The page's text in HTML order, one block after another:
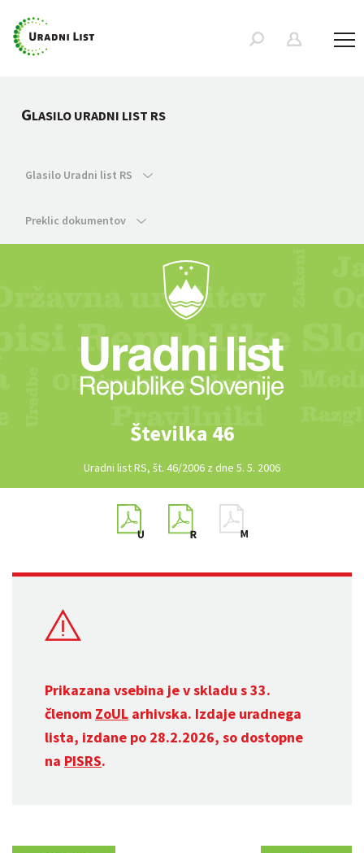
GLASILO URADNI LIST RS
Glasilo Uradni list RS
Preklic dokumentov
Številka 46
Uradni list RS, št. 46/2006 z dne 5. 5. 2006
Prikazana vsebina je v skladu s 33.
členom ZoUL arhivska. Izdaje uradnega
lista, izdane po 28.2.2026, so dostopne
na PISRS.